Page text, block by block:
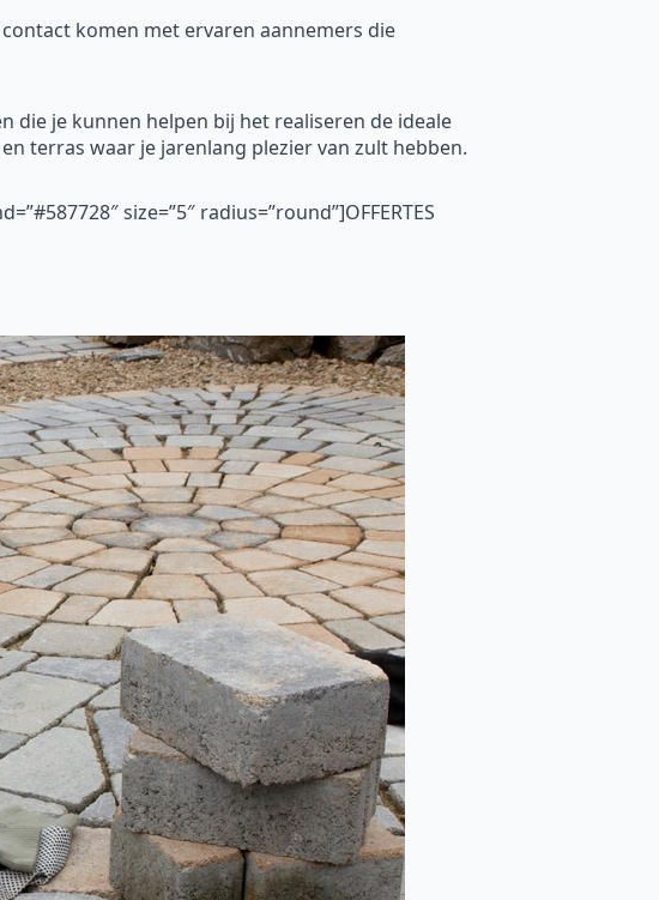
komen met ervaren aannemers die
die je kunnen helpen bij het realiseren de ideale
terras waar je jarenlang plezier van zult hebben.
size=”5″ radius=”round”]OFFERTES